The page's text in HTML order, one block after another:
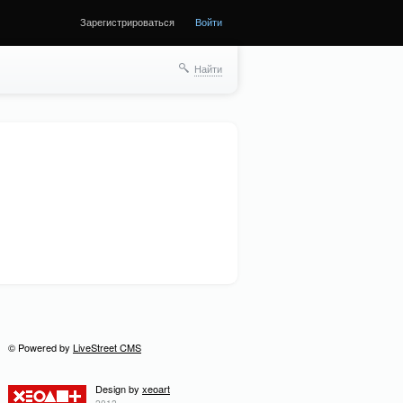
Зарегистрироваться Войти
Найти
© Powered by LiveStreet CMS
Design by xeoart